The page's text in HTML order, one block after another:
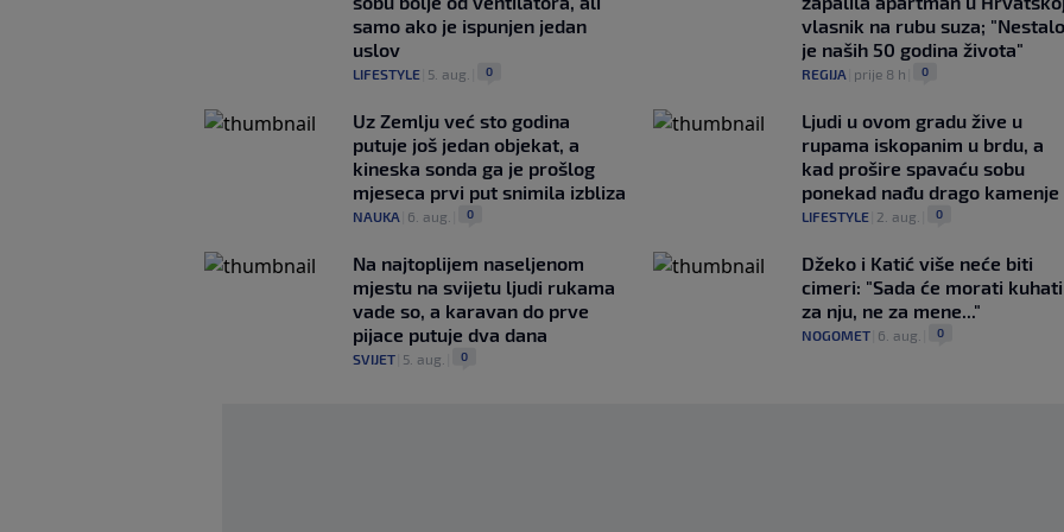
samo ako je ispunjen jedan
uslov
LIFESTYLE 5. aug. 0
vlasnik na rubu suza; "Nestalo
je naših 50 godina života"
REGIJA prije 8 h 0
Uz Zemlju već sto godina
putuje još jedan objekat, a
kineska sonda ga je prošlog
mjeseca prvi put snimila izbliza
NAUKA 6. aug. 0
Ljudi u ovom gradu žive u
rupama iskopanim u brdu, a
kad prošire spavaću sobu
ponekad nađu drago kamenje
LIFESTYLE| 2. aug. 0
Na najtoplijem naseljenom
mjestu na svijetu ljudi rukama
vade so, a karavan do prve
pijace putuje dva dana
SVIJET 5. aug. 0
Džeko i Katić više neće biti
cimeri: "Sada će morati kuhati
za nju, ne za mene..."
NOGOMET| 6. aug. 0